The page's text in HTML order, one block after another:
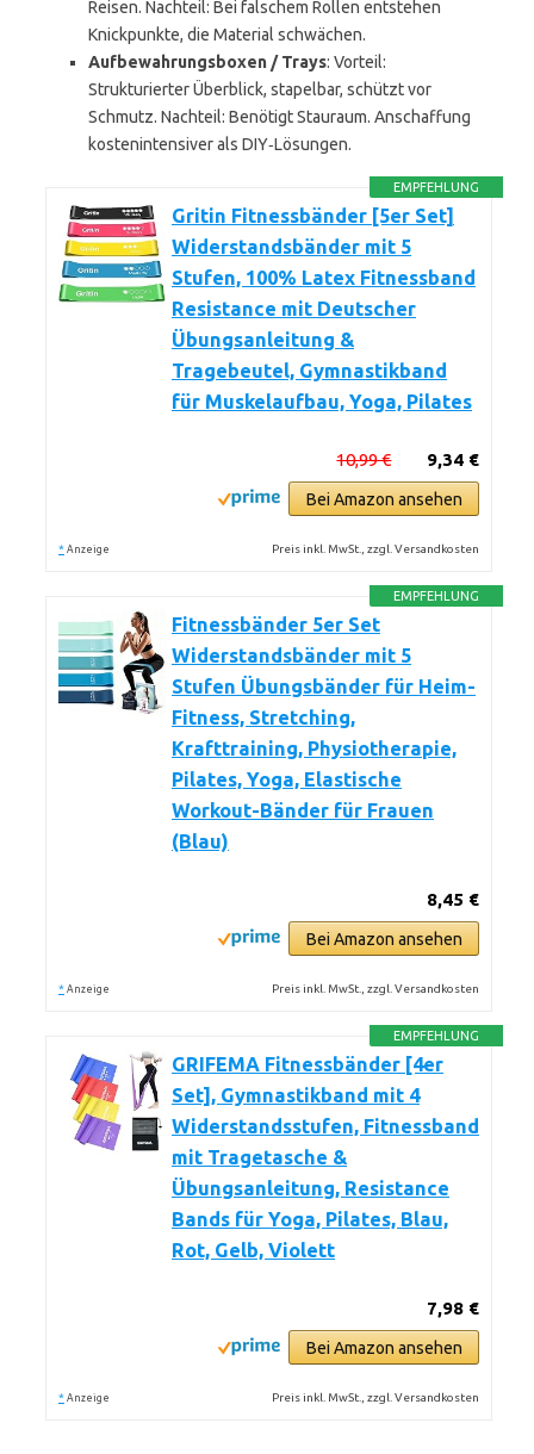
Reisen. Nachteil: Bei falschem Rollen entstehen
Knickpunkte, die Material schwächen.
Aufbewahrungsboxen / Trays: Vorteil:
Strukturierter Überblick, stapelbar, schützt vor
Schmutz. Nachteil: Benötigt Stauraum. Anschaffung
kostenintensiver als DIY‑Lösungen.
EMPFEHLUNG
Gritin Fitnessbänder [5er Set]
Widerstandsbänder mit 5
Stufen, 100% Latex Fitnessband
Resistance mit Deutscher
Übungsanleitung &
Tragebeutel, Gymnastikband
für Muskelaufbau, Yoga, Pilates
9,34 €
10,99 €
Bei Amazon ansehen
* Anzeige Preis inkl. MwSt., zzgl. Versandkosten
EMPFEHLUNG
Fitnessbänder 5er Set
Widerstandsbänder mit 5
Stufen Übungsbänder für Heim-
Fitness, Stretching,
Krafttraining, Physiotherapie,
Pilates, Yoga, Elastische
Workout-Bänder für Frauen
(Blau)
8,45 €
Bei Amazon ansehen
* Anzeige Preis inkl. MwSt., zzgl. Versandkosten
EMPFEHLUNG
GRIFEMA Fitnessbänder [4er
Set], Gymnastikband mit 4
Widerstandsstufen, Fitnessband
mit Tragetasche &
Übungsanleitung, Resistance
Bands für Yoga, Pilates, Blau,
Rot, Gelb, Violett
7,98 €
Bei Amazon ansehen
* Anzeige Preis inkl. MwSt., zzgl. Versandkosten